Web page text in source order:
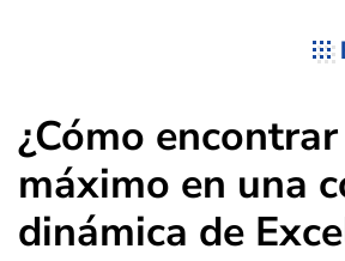
¿Cómo
máximo en una
dinámica de